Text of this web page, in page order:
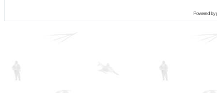
Powered by